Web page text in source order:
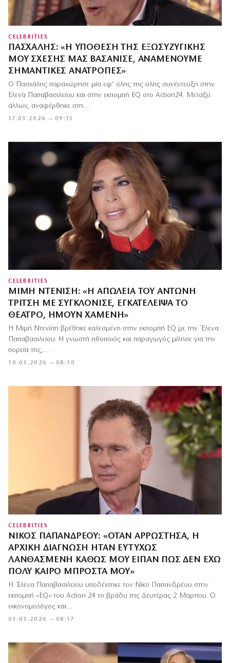
CELEBRITIES
ΠΑΣΧΆΛΗΣ: «Η ΥΠΌΘΕΣΗ ΤΗΣ ΕΞΩΣΥΖΥΓΙΚΉΣ
ΜΟΥ ΣΧΈΣΗΣ ΜΑΣ ΒΑΣΆΝΙΣΕ, ΑΝΑΜΈΝΟΥΜΕ
ΣΗΜΑΝΤΙΚΈΣ ΑΝΑΤΡΟΠΈΣ»
17.03.2026 — 09:15
Ο Πασχάλης παραχώρησε μία εφ’ όλης της ύλης συνέντευξη στην
Έλενα Παπαβασιλείου και στην εκπομπή EQ στο Action24. Μεταξύ
άλλων, αναφέρθηκε στη…
CELEBRITIES
ΜΙΜΉ ΝΤΕΝΊΣΗ: «Η ΑΠΏΛΕΙΑ ΤΟΥ ΑΝΤΏΝΗ
ΤΡΊΤΣΗ ΜΕ ΣΥΓΚΛΌΝΙΣΕ, ΕΓΚΑΤΈΛΕΙΨΑ ΤΟ
ΘΈΑΤΡΟ, ΉΜΟΥΝ ΧΑΜΈΝΗ»
10.03.2026 — 08:10
Η Μιμή Ντενίση βρέθηκε καλεσμένη στην εκπομπή EQ με την Έλενα
Παπαβασιλείου. Η γνωστή ηθοποιός και παραγωγός μίλησε για την
πορεία της,…
CELEBRITIES
ΝΊΚΟΣ ΠΑΠΑΝΔΡΈΟΥ: «ΌΤΑΝ ΑΡΡΏΣΤΗΣΑ, Η
ΑΡΧΙΚΉ ΔΙΆΓΝΩΣΗ ΉΤΑΝ ΕΥΤΥΧΏΣ
ΛΑΝΘΑΣΜΈΝΗ ΚΑΘΏΣ ΜΟΥ ΕΊΠΑΝ ΠΩΣ ΔΕΝ ΈΧΩ
ΠΟΛΎ ΚΑΙΡΌ ΜΠΡΟΣΤΆ ΜΟΥ»
03.03.2026 — 08:17
Η Έλενα Παπαβασιλείου υποδέχτηκε τον Νίκο Παπανδρέου στην
εκπομπή «EQ» του Action 24 το βράδυ της Δευτέρας 2 Μαρτίου. Ο
οικονομολόγος και…